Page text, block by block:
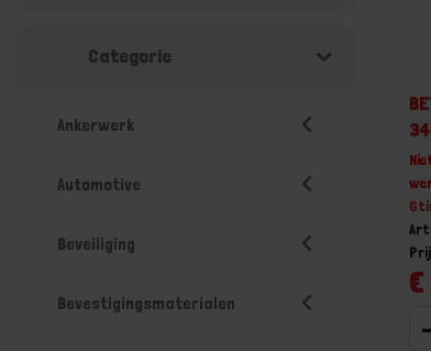
Categorie
Ankerwerk
Automotive
Beveiliging
Bevestigingsmaterialen
€
-